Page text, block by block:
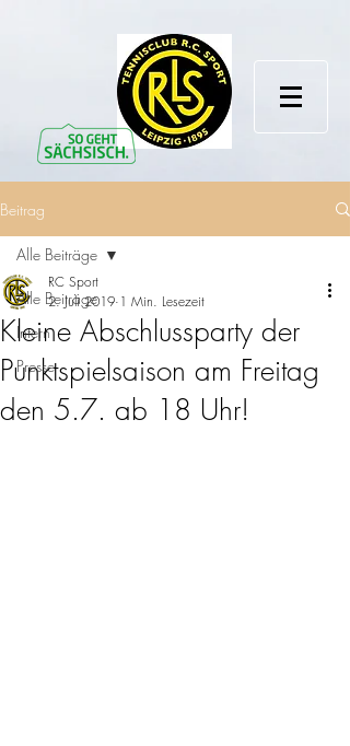
Beitrag
Alle Beiträge
Intern
Presse
Alle Beiträge
Kleine Abschlussparty der
Punktspielsaison am Freitag
den 5.7. ab 18 Uhr!
RC Sport
2. Juli 2019 1 Min. Lesezeit